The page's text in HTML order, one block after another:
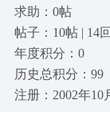
求助：0帖
帖子：10帖 | 14回
年度积分：0
历史总积分：99
注册：2002年10